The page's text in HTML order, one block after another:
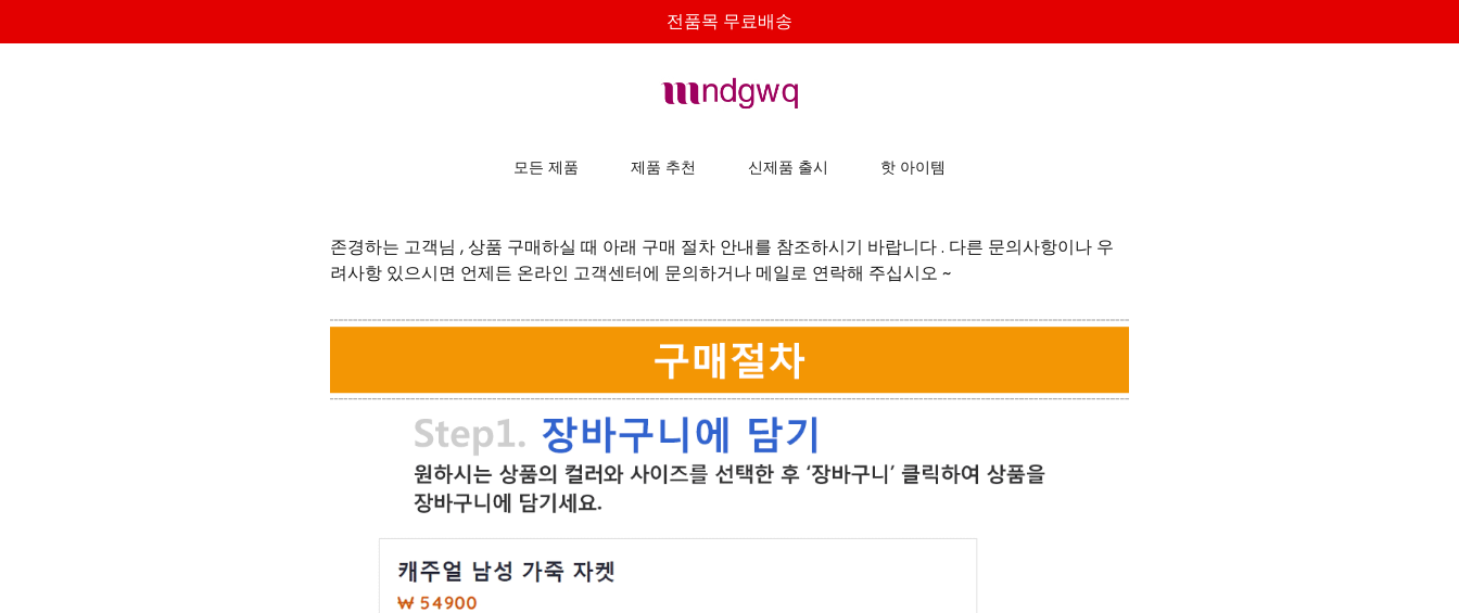
전품목 무료배송
모든 제품 제품 추천 신제품 출시 핫 아이템
존경하는 고객님 , 상품 구매하실 때 아래 구매 절차 안내를 참조하시기 바랍니다 . 다른 문의사항이나 우
려사항 있으시면 언제든 온라인 고객센터에 문의하거나 메일로 연락해 주십시오 ~